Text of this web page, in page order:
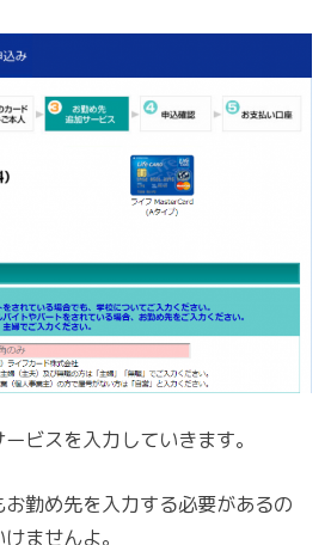
ビスを入力していきます。
勤め先を入力する必要があるの
ませんよ。